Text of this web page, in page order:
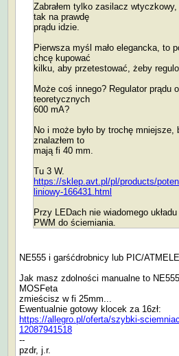
Zabrałem tylko zasilacz
tak na prawdę
prądu idzie.
Pierwsza myśl mało elegancka, to
chcę kupować
kilku, aby przetestować, żeby
Może coś innego? Regulator prądu
teoretycznych
600 mA?
No i może było by trochę
znalazłem to
mają fi 40 mm.
Tu 3 W.
https://sklep.avt.pl/pl/products/
liniowy-166431.html
Przy LEDach nie wiadomego
PWM do ściemiania.
NE555 i garśćdrobnicy lub PIC/
Jak masz zdolności manualne to
MOSFeta
zmieścisz w fi 25mm...
Ewentualnie gotowy klocek za 16zł:
https://allegro.pl/oferta/szybki-
12087941518
--
pzdr, j.r.